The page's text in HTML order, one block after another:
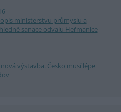
ministerstvu průmyslu a
sanace odvalu Heřmanice
výstavba. Česko musí lépe